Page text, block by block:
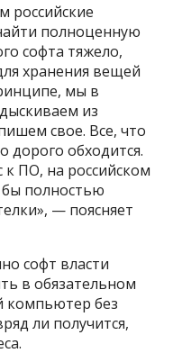
российские
полноценную
софта тяжело,
хранения вещей
мы в
из
свое. Все, что
дорого обходится.
к ПО, на российском
бы полностью
— поясняет
софт власти
в обязательном
компьютер без
ли получится,